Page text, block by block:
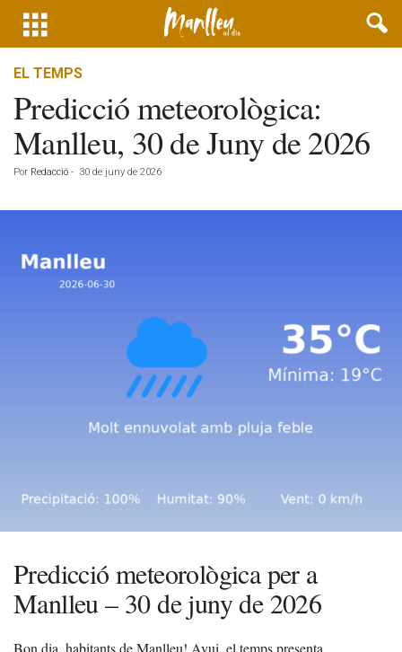
EL TEMPS
Predicció meteorològica:
Manlleu, 30 de Juny de 2026
Por Redacció - 30 de juny de 2026
Predicció meteorològica per a
Manlleu – 30 de juny de 2026